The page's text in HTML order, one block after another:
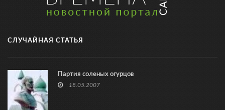
СЛУЧАЙНАЯ СТАТЬЯ
Партия соленых огурцов
18.05.2007